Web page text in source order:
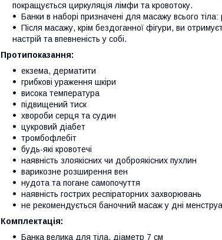
покращується циркуляція лімфи та кровотоку.
Банки в наборі призначені для масажу всього тіла:
Після масажу, крім бездоганної фігури, ви
настрій та впевненість у собі.
Протипоказання:
екзема, дерматити
грибкові ураження шкіри
висока температура
підвищений тиск
хвороби серця та судин
цукровий діабет
тромбофлебіт
будь-які кровотечі
наявність злоякісних чи доброякісних пухлин
варикозне розширення вен
нудота та погане самопочуття
наявність гострих респіраторних захворювань
не рекомендується баночний масаж у дні
Комплектація:
Банка велика для тіла, діаметр 7 см